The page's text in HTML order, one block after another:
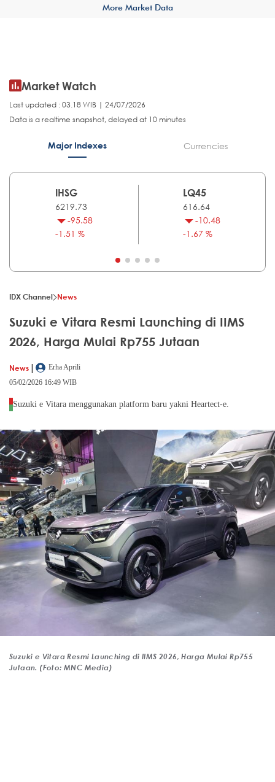
More Market Data
Market Watch
Last updated : 03.18 WIB | 24/07/2026
Data is a realtime snapshot, delayed at 10 minutes
Major Indexes Currencies
IHSG
6219.73
-95.58
-1.51 %
LQ45
616.64
-10.48
-1.67 %
IDX Channel News
Suzuki e Vitara Resmi Launching di IIMS
2026, Harga Mulai Rp755 Jutaan
News |
Erha Aprili
05/02/2026 16:49 WIB
Suzuki e Vitara menggunakan platform baru yakni Heartect-e.
Suzuki e Vitara Resmi Launching di IIMS 2026, Harga Mulai Rp755
Jutaan. (Foto: MNC Media)